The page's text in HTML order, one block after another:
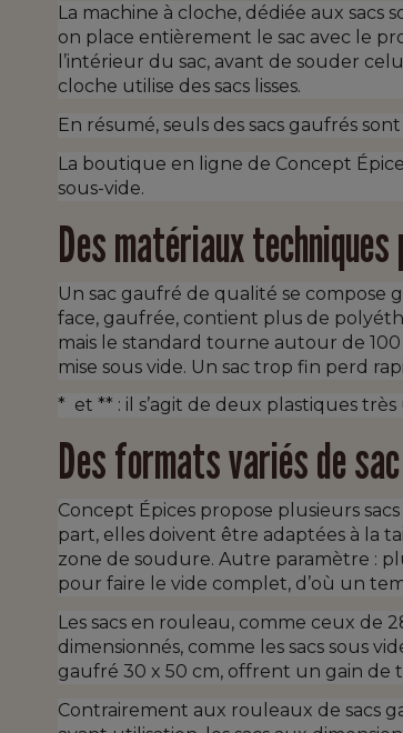
La machine à cloche, dédiée aux
on place entièrement le sac avec le
l’intérieur du sac, avant de souder
cloche utilise des sacs lisses.
En résumé, seuls des sacs gaufrés
La boutique en ligne de Concept
sous-vide.
Des matériaux
Un sac gaufré de qualité se
face, gaufrée, contient plus de
mais le standard tourne autour de
mise sous vide. Un sac trop fin perd
* et ** : il s’agit de deux plastiques
Des formats variés de
Concept Épices propose plusieurs
part, elles doivent être adaptées à la
zone de soudure. Autre paramètre :
pour faire le vide complet, d’où un
Les sacs en rouleau, comme ceux de
dimensionnés, comme les sacs sous
gaufré 30 x 50 cm, offrent un gain de
Contrairement aux rouleaux de sacs